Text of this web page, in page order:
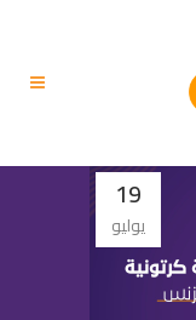
19
يوليو